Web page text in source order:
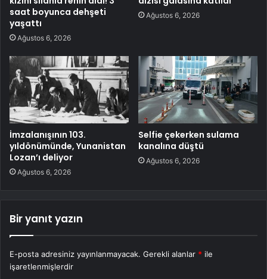
saat boyunca dehşeti
yaşattı
Ağustos 6, 2026
Ağustos 6, 2026
İmzalanışının 103.
yıldönümünde, Yunanistan
Lozan’ı deliyor
Ağustos 6, 2026
Selfie çekerken sulama
kanalına düştü
Ağustos 6, 2026
Bir yanıt yazın
E-posta adresiniz yayınlanmayacak. Gerekli alanlar * ile
işaretlenmişlerdir